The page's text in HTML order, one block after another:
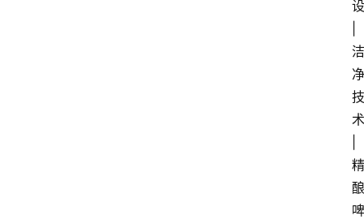
设
洁
净
技
术
精
酿
啤